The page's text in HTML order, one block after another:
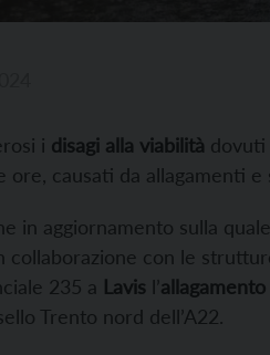
i disagi alla viabilità
ore, causati da allagamenti
in aggiornamento sulla
collaborazione con le
235 a Lavis l’
Trento nord dell’A22.